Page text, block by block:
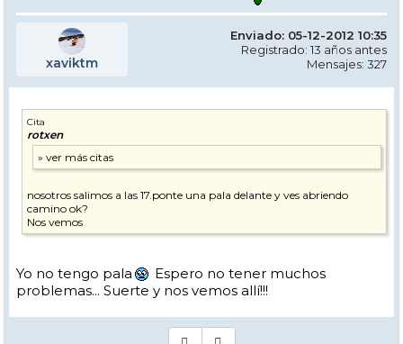
xaviktm
Enviado: 05-12-2012 10:35
Registrado: 13 años antes
Mensajes: 327
Cita
rotxen
nosotros salimos a las 17.ponte una pala delante y ves abriendo
camino ok?
Nos vemos
Yo no tengo pala
Espero no tener muchos
problemas... Suerte y nos vemos allí!!!